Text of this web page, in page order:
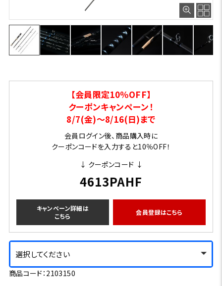
【会員限定10％OFF】
クーポンキャンペーン！
8/7(金)～8/16(日)まで
会員ログイン後、商品購入時に
クーポンコードを入力すると10％OFF！
↓ クーポンコード ↓
4613PAHF
キャンペーン詳細は
こちら
会員登録はこちら
選択してください
商品コード：2103150